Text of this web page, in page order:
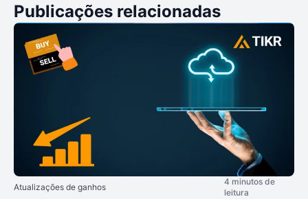
Publicações relacionadas
Atualizações de ganhos
4 minutos de
leitura